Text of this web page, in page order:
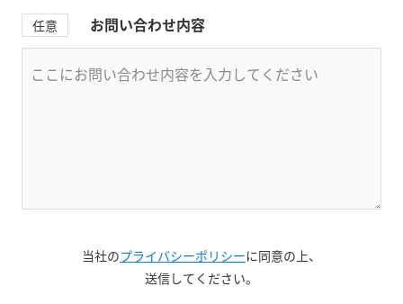
任意 お問い合わせ内容
当社のプライバシーポリシーに同意の上、
送信してください。